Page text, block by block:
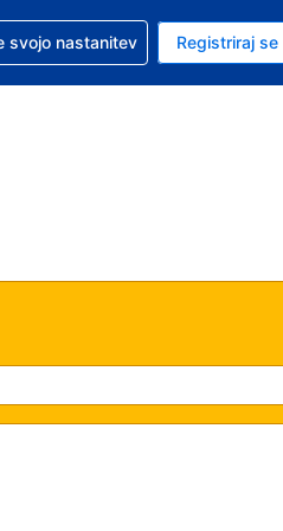
je evro
jezik je Slovenščini
za pomoč pri rezervaciji
svojo nastanitev Registriraj se